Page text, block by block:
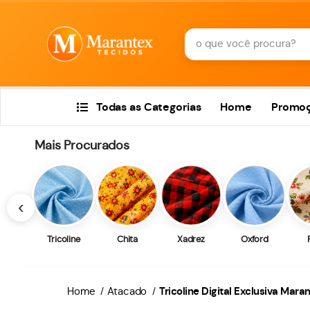
Todas as Categorias Home
‹
Mais Procurados
Tricoline Chita Xadrez Oxford
Home Atacado Tricoline Digital Exclusiva